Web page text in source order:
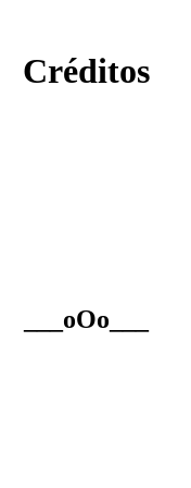
Créditos
___oOo___